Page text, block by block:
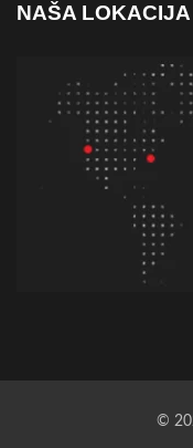
NAŠA LOKACIJA
©